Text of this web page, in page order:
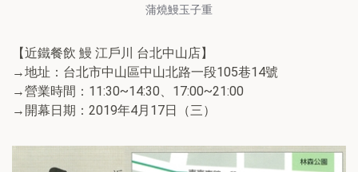
蒲燒鰻玉子重
【近鐵餐飲 鰻 江戶川 台北中山店】
→地址：台北市中山區中山北路一段105巷14號
→營業時間：11:30~14:30、17:00~21:00
→開幕日期：2019年4月17日（三）